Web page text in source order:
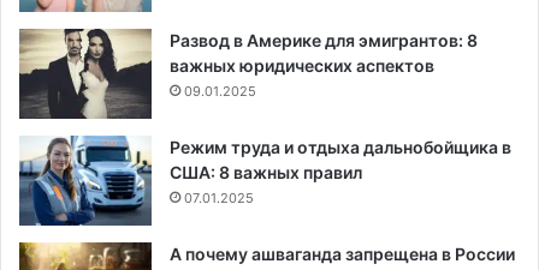
Развод в Америке для эмигрантов: 8
важных юридических аспектов
09.01.2025
Режим труда и отдыха дальнобойщика в
США: 8 важных правил
07.01.2025
А почему ашваганда запрещена в России